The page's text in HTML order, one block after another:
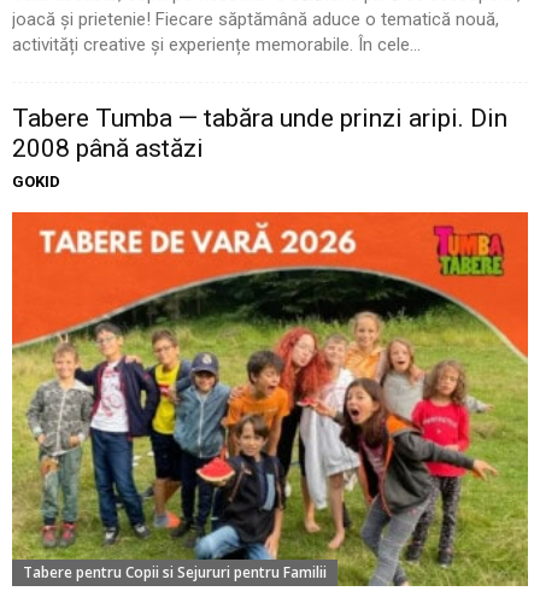
joacă și prietenie! Fiecare săptămână aduce o tematică nouă,
activități creative și experiențe memorabile. În cele...
Tabere Tumba — tabăra unde prinzi aripi. Din
2008 până astăzi
GOKID
Tabere pentru Copii si Sejururi pentru Familii